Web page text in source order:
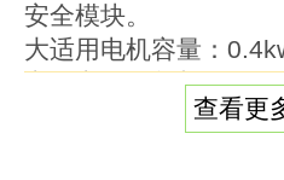
安全模块。
大适用电机容量：
电源电压：单相
接口：
查看更